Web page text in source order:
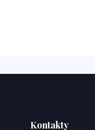
Kontakty